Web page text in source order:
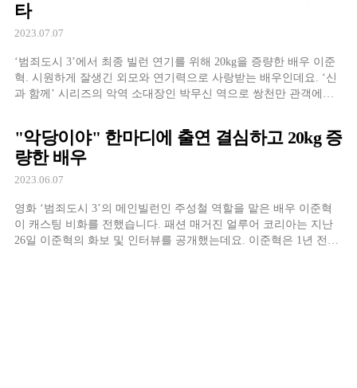
타
2023.07.07
‘범죄도시 3’에서 최종 빌런 연기를 위해 20kg을 증량한 배우 이준
혁. 시원하게 잘생긴 외모와 연기력으로 사랑받는 배우인데요. ‘신
과 함께’ 시리즈의 악역 소대장인 박무신 역으로 쌍천만 관객에게
습니다. 무려 본인의 잘생긴 얼굴을 두고 “40년 동안 이 얼굴로 살
았더니 지겹다”라고 […]
"악당이야" 한마디에 출연 결심하고 20kg 증
량한 배우
2023.06.07
영화 ‘범죄도시 3’의 메인빌런인 주성철 역할을 맡은 배우 이준혁
이 캐스팅 비화를 전했습니다. 패션 매거진 얼루어 코리아는 지난
26일 이준혁의 화보 및 인터뷰를 공개했는데요. 이준혁은 1년 전쯤